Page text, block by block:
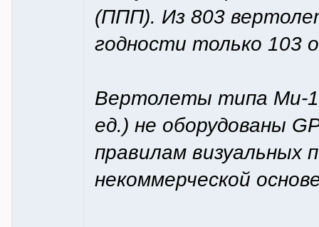
(ППП). Из 803
годности только 103
Вертолеты типа Ми-
ед.) не оборудованы
правилам визуальных
некоммерческой